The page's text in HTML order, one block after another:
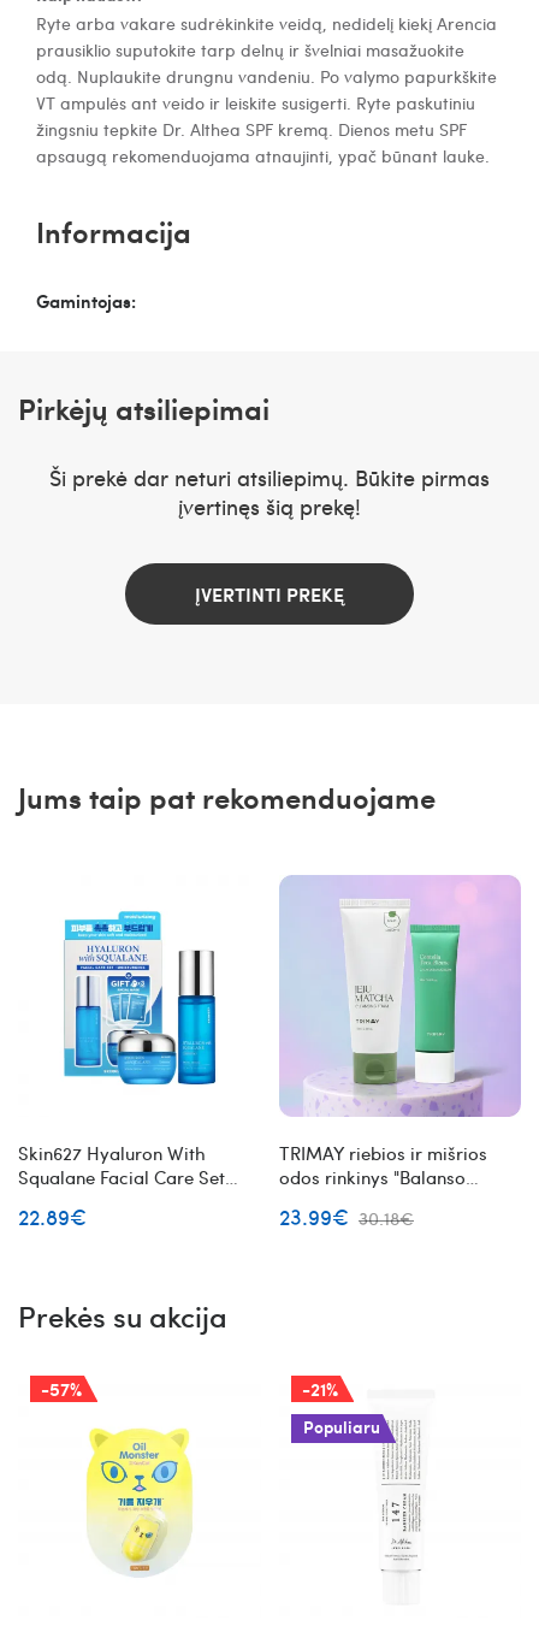
Ryte arba vakare sudrėkinkite veidą, nedidelį kiekį Arencia
prausiklio suputokite tarp delnų ir švelniai masažuokite
odą. Nuplaukite drungnu vandeniu. Po valymo papurkškite
VT ampulės ant veido ir leiskite susigerti. Ryte paskutiniu
žingsniu tepkite Dr. Althea SPF kremą. Dienos metu SPF
apsaugą rekomenduojama atnaujinti, ypač būnant lauke.
Informacija
Gamintojas:
Pirkėjų atsiliepimai
Ši prekė dar neturi atsiliepimų. Būkite pirmas
įvertinęs šią prekę!
ĮVERTINTI PREKĘ
Jums taip pat rekomenduojame
Skin627 Hyaluron With
Squalane Facial Care Set
priežiūros rinkinys
22.89€
TRIMAY riebios ir mišrios
odos rinkinys "Balanso
23.99€ 30.18€
Prekės su akcija
-57% -21%
Populiaru